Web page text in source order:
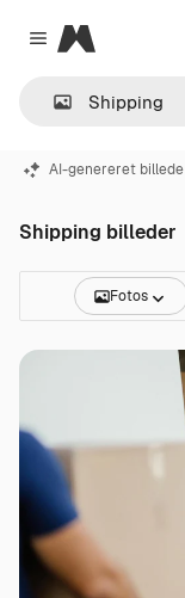
Close menu
Magnific
AI-genereret billede
Shipping billeder
Fotos